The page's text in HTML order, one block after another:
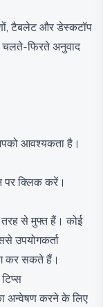
टैबलेट और डेस्कटॉप
चलते-फिरते अनुवाद
आवश्यकता है।
पर क्लिक करें।
से मुफ्त हैं। कोई
उपयोगकर्ता
कर सकते हैं।
अन्वेषण करने के लिए